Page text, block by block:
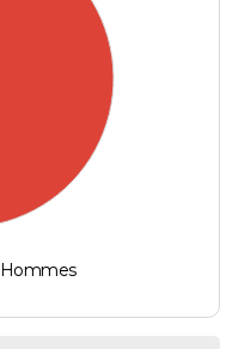
Hommes